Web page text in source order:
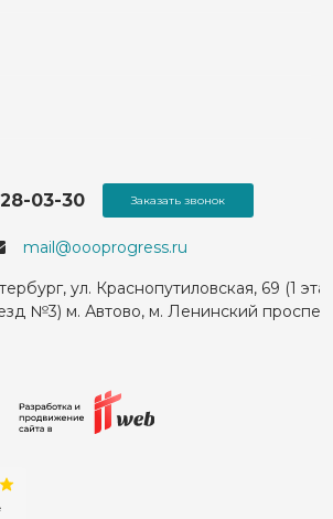
mail@oooprogress.ru
03-30
ул. Краснопутиловская, 69 (1
№3) м. Автово, м. Ленинский
Заказать звонок